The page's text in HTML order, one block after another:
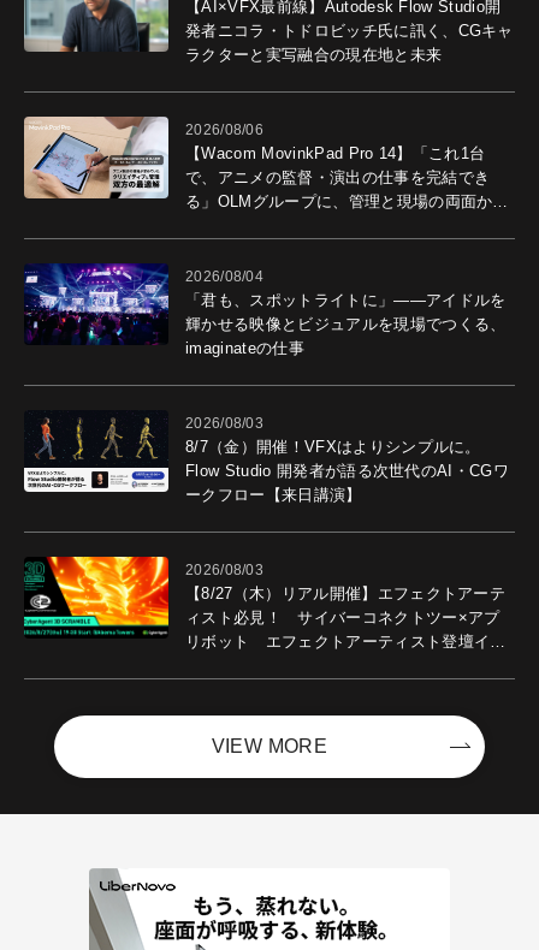
【AI×VFX最前線】Autodesk Flow Studio開
発者ニコラ・トドロビッチ氏に訊く、CGキャ
ラクターと実写融合の現在地と未来
2026/08/06
【Wacom MovinkPad Pro 14】「これ1台
で、アニメの監督・演出の仕事を完結でき
る」OLMグループに、管理と現場の両面から
2026/08/04
「君も、スポットライトに」――アイドルを
輝かせる映像とビジュアルを現場でつくる、
imaginateの仕事
2026/08/03
8/7（金）開催！VFXはよりシンプルに。
Flow Studio 開発者が語る次世代のAI・CGワ
ークフロー【来日講演】
2026/08/03
【8/27（木）リアル開催】エフェクトアーテ
ィスト必見！ サイバーコネクトツー×アプ
リボット エフェクトアーティスト登壇イベ
VIEW MORE